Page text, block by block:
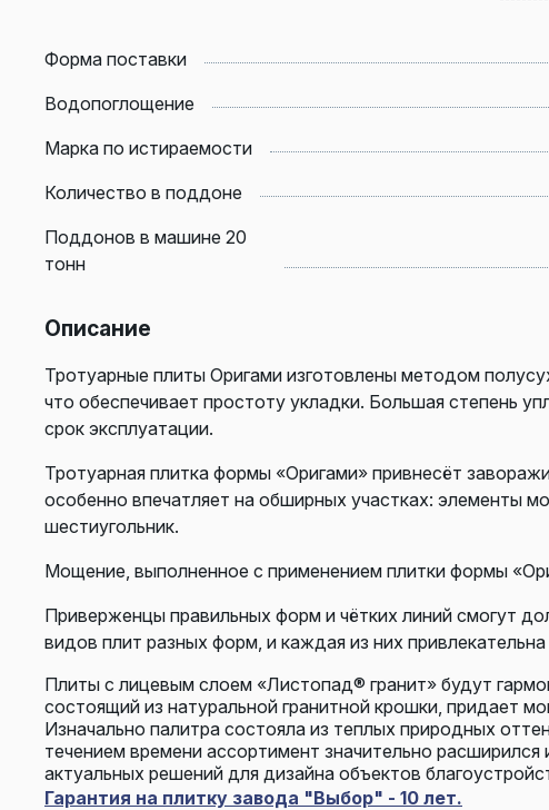
Форма поставки
Водопоглощение
Марка по истираемости
Количество в поддоне
Поддонов в машине 20
тонн
Описание
Тротуарные плиты Оригами изготовлены методом
что обеспечивает простоту укладки. Большая степень
срок эксплуатации.
Тротуарная плитка формы «Оригами» привнесёт
особенно впечатляет на обширных участках: элементы
шестиугольник.
Мощение, выполненное с применением плитки формы
Приверженцы правильных форм и чётких линий смогут
видов плит разных форм, и каждая из них
Плиты с лицевым слоем «Листопад® гранит» будут
состоящий из натуральной гранитной крошки, придает
Изначально палитра состояла из теплых природных
течением времени ассортимент значительно
актуальных решений для дизайна объектов
Гарантия на плитку завода "Выбор" - 10 лет.